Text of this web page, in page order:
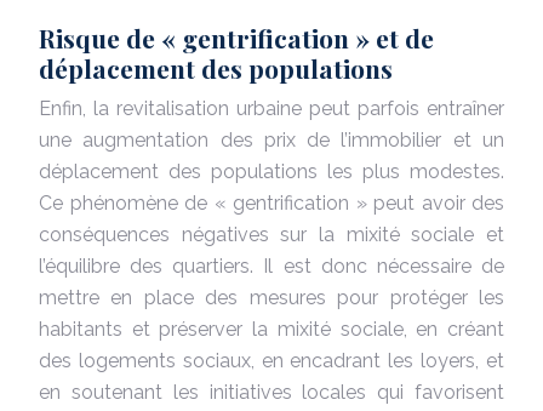
Risque de « gentrification » et de
déplacement des populations
Enfin, la revitalisation urbaine peut parfois entraîner
une augmentation des prix de l’immobilier et un
déplacement des populations les plus modestes.
Ce phénomène de « gentrification » peut avoir des
conséquences négatives sur la mixité sociale et
l’équilibre des quartiers. Il est donc nécessaire de
mettre en place des mesures pour protéger les
habitants et préserver la mixité sociale, en créant
des logements sociaux, en encadrant les loyers, et
en soutenant les initiatives locales qui favorisent